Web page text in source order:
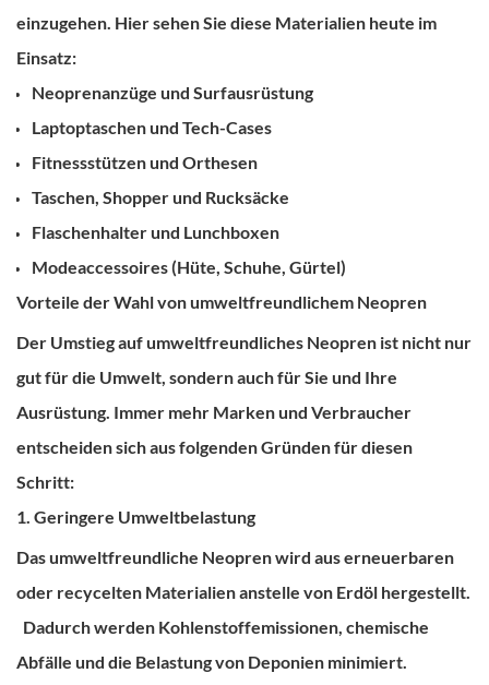
einzugehen. Hier sehen Sie diese Materialien heute im
Einsatz:
Neoprenanzüge und Surfausrüstung
Laptoptaschen und Tech-Cases
Fitnessstützen und Orthesen
Taschen, Shopper und Rucksäcke
Flaschenhalter und Lunchboxen
Modeaccessoires (Hüte, Schuhe, Gürtel)
Vorteile der Wahl von umweltfreundlichem Neopren
Der Umstieg auf umweltfreundliches Neopren ist nicht nur
gut für die Umwelt, sondern auch für Sie und Ihre
Ausrüstung. Immer mehr Marken und Verbraucher
entscheiden sich aus folgenden Gründen für diesen
Schritt:
1. Geringere Umweltbelastung
Das umweltfreundliche Neopren wird aus erneuerbaren
oder recycelten Materialien anstelle von Erdöl hergestellt.
Dadurch werden Kohlenstoffemissionen, chemische
Abfälle und die Belastung von Deponien minimiert.